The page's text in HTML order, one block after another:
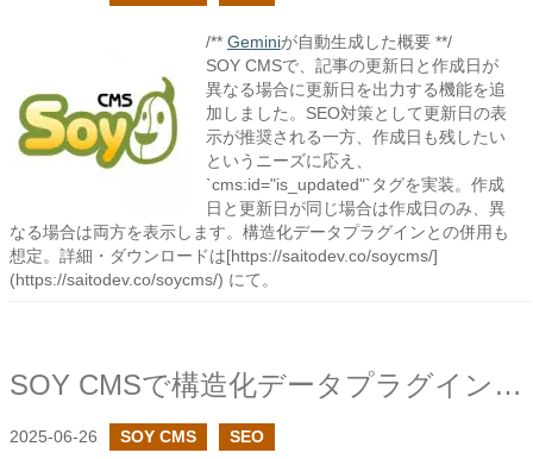
/** Geminiが自動生成した概要 **/
SOY CMSで、記事の更新日と作成日が
異なる場合に更新日を出力する機能を追
加しました。SEO対策として更新日の表
示が推奨される一方、作成日も残したい
というニーズに応え、
`cms:id="is_updated"`タグを実装。作成
日と更新日が同じ場合は作成日のみ、異
なる場合は両方を表示します。構造化データプラグインとの併用も
想定。詳細・ダウンロードは[https://saitodev.co/soycms/]
(https://saitodev.co/soycms/) にて。
SOY CMSで構造化データプラグインを作成しました
2025-06-26 SOY CMS SEO